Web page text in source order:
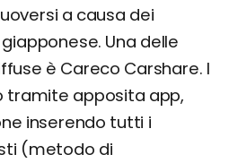
a causa dei
Una delle
è Careco Carshare. I
tramite apposita app,
inserendo tutti i
(metodo di